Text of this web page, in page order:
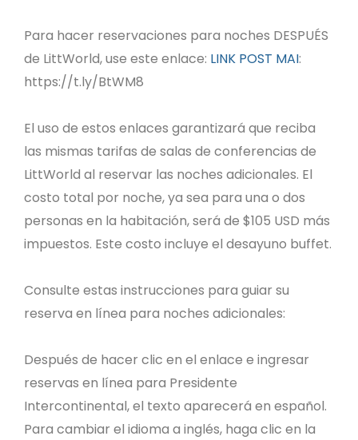
Para hacer reservaciones para noches DESPUÉS
de LittWorld, use este enlace: LINK POST MAI:
https://t.ly/BtWM8
El uso de estos enlaces garantizará que reciba
las mismas tarifas de salas de conferencias de
LittWorld al reservar las noches adicionales. El
costo total por noche, ya sea para una o dos
personas en la habitación, será de $105 USD más
impuestos. Este costo incluye el desayuno buffet.
Consulte estas instrucciones para guiar su
reserva en línea para noches adicionales:
Después de hacer clic en el enlace e ingresar
reservas en línea para Presidente
Intercontinental, el texto aparecerá en español.
Para cambiar el idioma a inglés, haga clic en la